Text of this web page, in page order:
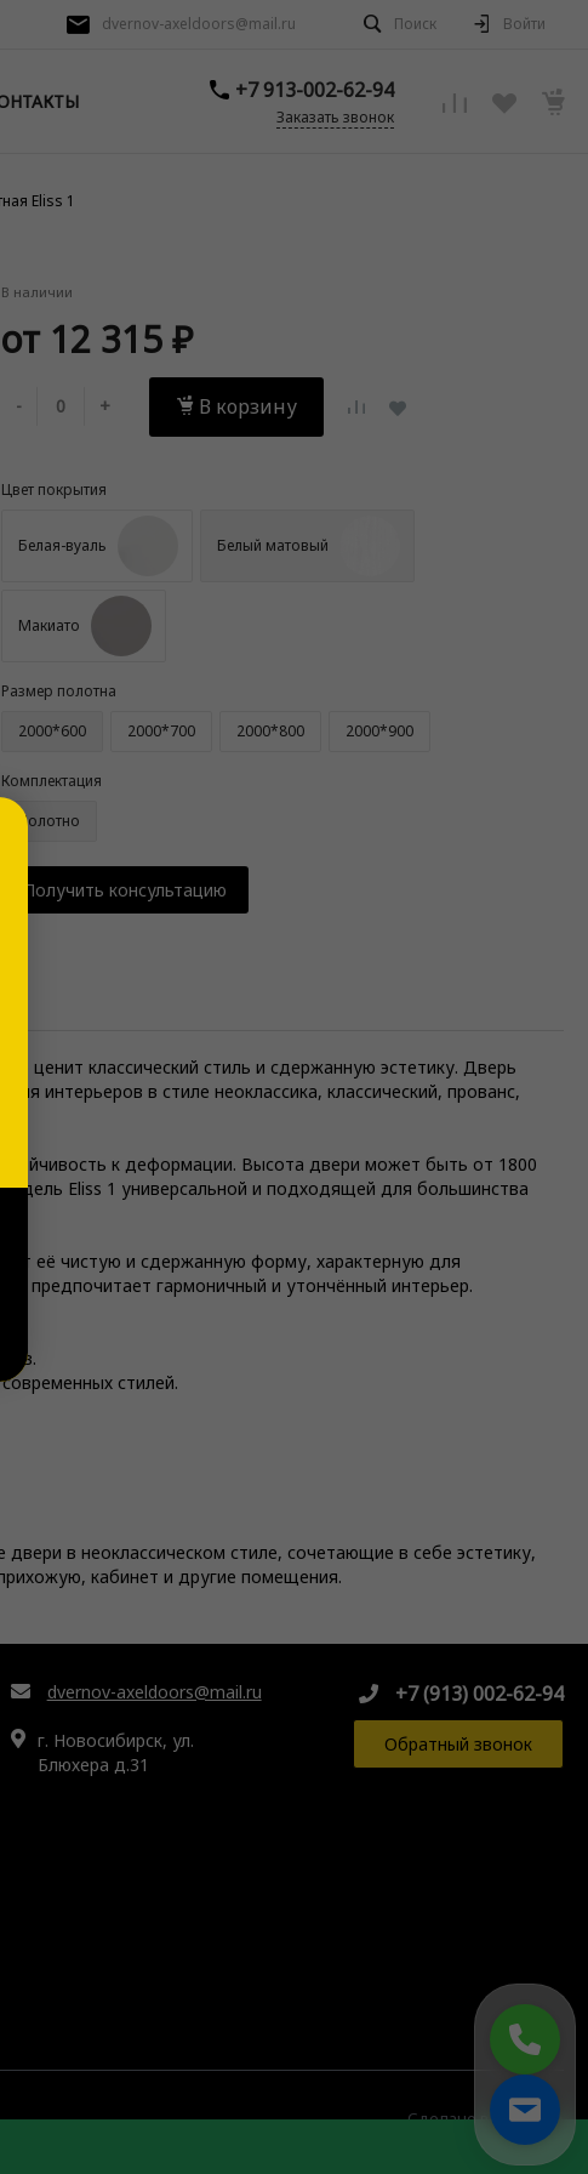
dvernov-axeldoors@mail.ru Поиск Войти
+7 913-002-62-94
Заказать звонок
Eliss 1
В наличии
от 12 315 ₽
- + В корзину
Цвет покрытия
Белая-вуаль Белый матовый
Макиато
Размер полотна
2000*600
2000*700 2000*800 2000*900
Комплектация
Полотно
Получить консультацию
ценит классический стиль и сдержанную эстетику. Дверь
интерьеров в стиле неоклассика, классический, прованс,
к деформации. Высота двери может быть от 1800
Eliss 1 универсальной и подходящей для большинства
её чистую и сдержанную форму, характерную для
предпочитает гармоничный и утончённый интерьер.
стилей.
в неоклассическом стиле, сочетающие в себе эстетику,
кабинет и другие помещения.
dvernov-axeldoors@mail.ru
г. Новосибирск, ул.
Блюхера д.31
+7 (913) 002-62-94
Обратный звонок
Сделано вАДРЕТТА